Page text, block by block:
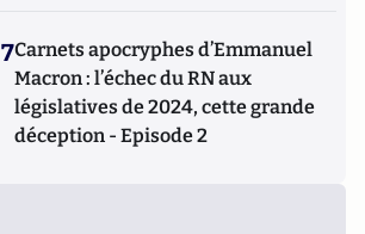
7Carnets apocryphes d’Emmanuel
Macron : l’échec du RN aux
législatives de 2024, cette grande
déception - Episode 2